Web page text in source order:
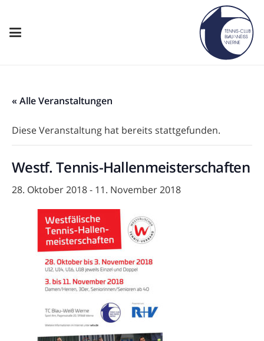
« Alle Veranstaltungen
Diese Veranstaltung hat bereits stattgefunden.
Westf. Tennis-Hallenmeisterschaften
28. Oktober 2018- 11. November 2018